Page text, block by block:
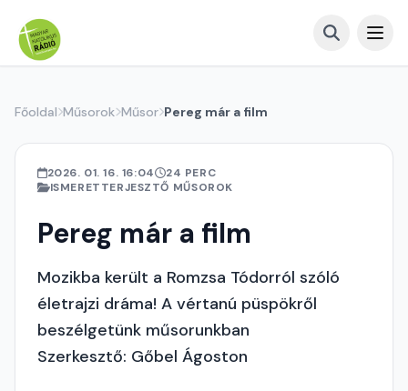
Főoldal Műsorok Műsor Pereg már a film
2026. 01. 16. 16:04
24 PERC
ISMERETTERJESZTŐ MŰSOROK
Pereg már a film
Mozikba került a Romzsa Tódorról szóló
életrajzi dráma! A vértanú püspökről
beszélgetünk műsorunkban
Szerkesztő: Gőbel Ágoston